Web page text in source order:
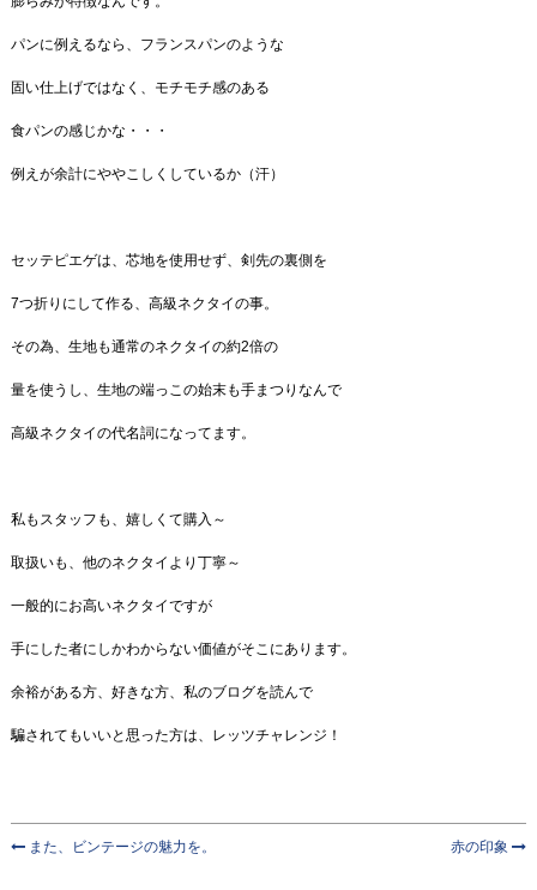
パンに例えるなら、フランスパンのような
固い仕上げではなく、モチモチ感のある
食パンの感じかな・・・
例えが余計にややこしくしているか（汗）
セッテピエゲは、芯地を使用せず、剣先の裏側を
7つ折りにして作る、高級ネクタイの事。
その為、生地も通常のネクタイの約2倍の
量を使うし、生地の端っこの始末も手まつりなんで
高級ネクタイの代名詞になってます。
私もスタッフも、嬉しくて購入～
取扱いも、他のネクタイより丁寧～
一般的にお高いネクタイですが
手にした者にしかわからない価値がそこにあります。
余裕がある方、好きな方、私のブログを読んで
騙されてもいいと思った方は、レッツチャレンジ！
また、ビンテージの魅力を。 赤の印象